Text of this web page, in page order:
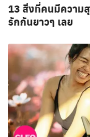
13 สิ่งที่คนมีความ
รักกันยาวๆ เลย